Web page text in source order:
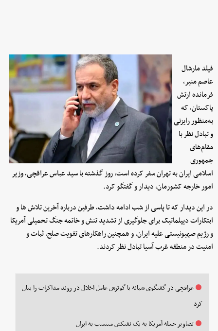
فیلد مارشال
عاصم منیر،
فرمانده ارتش
پاکستان، که
به‌منظور رایزنی
و تبادل نظر با
مقام‌های
جمهوری
اسلامی ایران به تهران سفر کرده است، روز گذشته با سید عباس عراقچی، وزیر
امور خارجه کشورمان، دیدار و گفتگو کرد.
در این دیدار که تا پاسی از شب ادامه داشت، طرفین درباره آخرین تلاش ها و
ابتکارات دیپلماتیک برای جلوگیری از تشدید تنش و خاتمه جنگ تحمیلی آمریکا
و رژیم صهیونیستی علیه ایران، و همچنین راهکارهای تقویت صلح، ثبات و
امنیت در منطقه غرب آسیا تبادل نظر کردند.
عراقچی در گفتگوی شبانه با گوترش عامل اخلال در روند مذاکرات را بیان
کرد
تصاویر حمله آمریکا به یک نفتکش منتسب به ایران